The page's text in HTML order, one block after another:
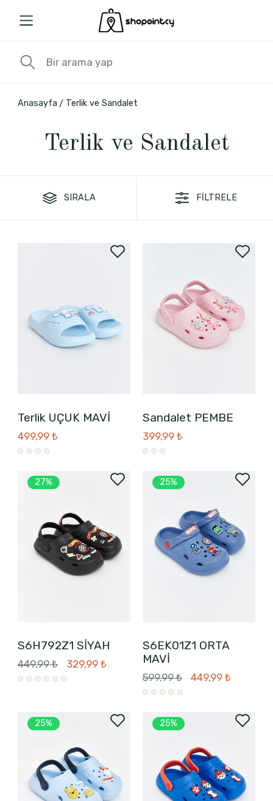
Anasayfa Terlik ve Sandalet
Terlik ve Sandalet
SIRALA FİLTRELE
Terlik UÇUK MAVİ
499,99 ₺
Sandalet PEMBE
399,99 ₺
27%
S6H792Z1 SİYAH
449,99 ₺ 329,99 ₺
25%
S6EK01Z1 ORTA
MAVİ
599,99 ₺ 449,99 ₺
25% 25%